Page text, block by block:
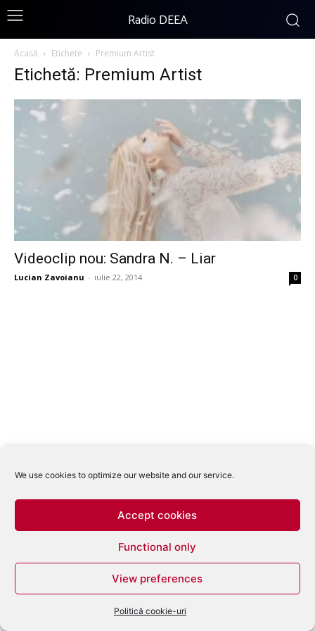
We use cookies to optimize our website and our service.
Accept cookies
Functional only
View preferences
Politică cookie-uri
Radio DEEA
Acasă Etichete Premium Artist
Etichetă: Premium Artist
Videoclip nou: Sandra N. – Liar
Lucian Zavoianu - iulie 22, 2014 0